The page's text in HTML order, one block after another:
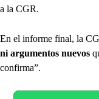
a la CGR.
En el informe final, la
ni argumentos nuevos
confirma”.